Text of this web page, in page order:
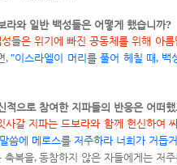
라와 일반 백성들은 어떻게 했습니까?
들은 위기에 빠진 공동체를 위해 아
,"이스라엘이 머리를 풀어 헤칠 때, 백
적으로 참여한 지파들의 반응은 어떠
사갈 지파는 드보라와 함께 헌신하여
씀에 메로스를 저주하라 너희가 거
축복을, 동참하지 않은 자들에게는 저